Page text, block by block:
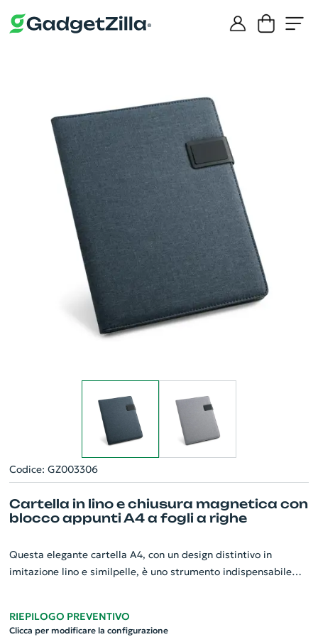
Codice: GZ003306
Cartella in lino e chiusura magnetica con
blocco appunti A4 a fogli a righe
Questa elegante cartella A4, con un design distintivo in
imitazione lino e similpelle, è uno strumento indispensabile
20 fogli, perfetto per scrivere appunti e idee. Con misure di
RIEPILOGO PREVENTIVO
Clicca per modificare la configurazione